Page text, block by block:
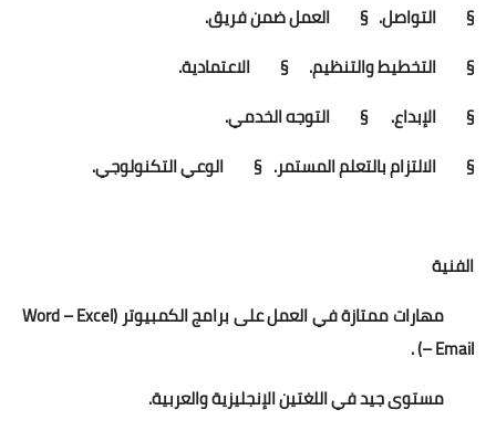
§ التواصل. § العمل ضمن فريق.
§ التخطيط والتنظيم.
§ الاعتمادية.
§ الإبداع.
§ التوجه الخدمي.
§ الالتزام بالتعلم المستمر. § الوعي التكنولوجي.
الفنية
مهارات ممتازة في العمل على برامج الكمبيوتر (Word – Excel
– Email) .
مستوى جيد في اللغتين الإنجليزية والعربية.